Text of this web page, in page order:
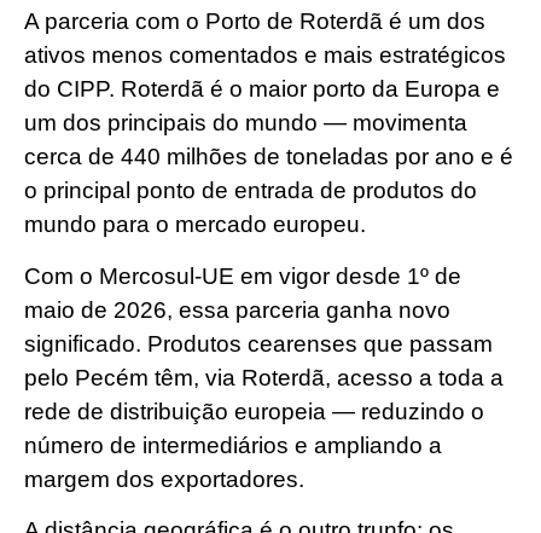
A parceria com o Porto de Roterdã é um dos
ativos menos comentados e mais estratégicos
do CIPP. Roterdã é o maior porto da Europa e
um dos principais do mundo — movimenta
cerca de 440 milhões de toneladas por ano e é
o principal ponto de entrada de produtos do
mundo para o mercado europeu.
Com o Mercosul-UE em vigor desde 1º de
maio de 2026, essa parceria ganha novo
significado. Produtos cearenses que passam
pelo Pecém têm, via Roterdã, acesso a toda a
rede de distribuição europeia — reduzindo o
número de intermediários e ampliando a
margem dos exportadores.